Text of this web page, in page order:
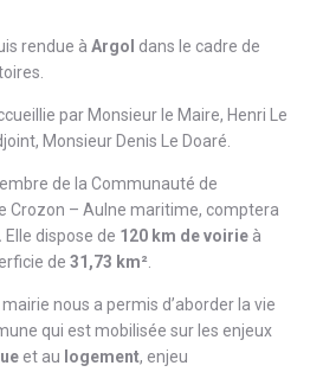
rendue à Argol dans le cadre de
par Monsieur le Maire, Henri Le
Monsieur Denis Le Doaré.
de la Communauté de
Crozon – Aulne maritime, comptera
Elle dispose de 120 km de voirie à
de 31,73 km².
nous a permis d’aborder la vie
qui est mobilisée sur les enjeux
et au logement, enjeu